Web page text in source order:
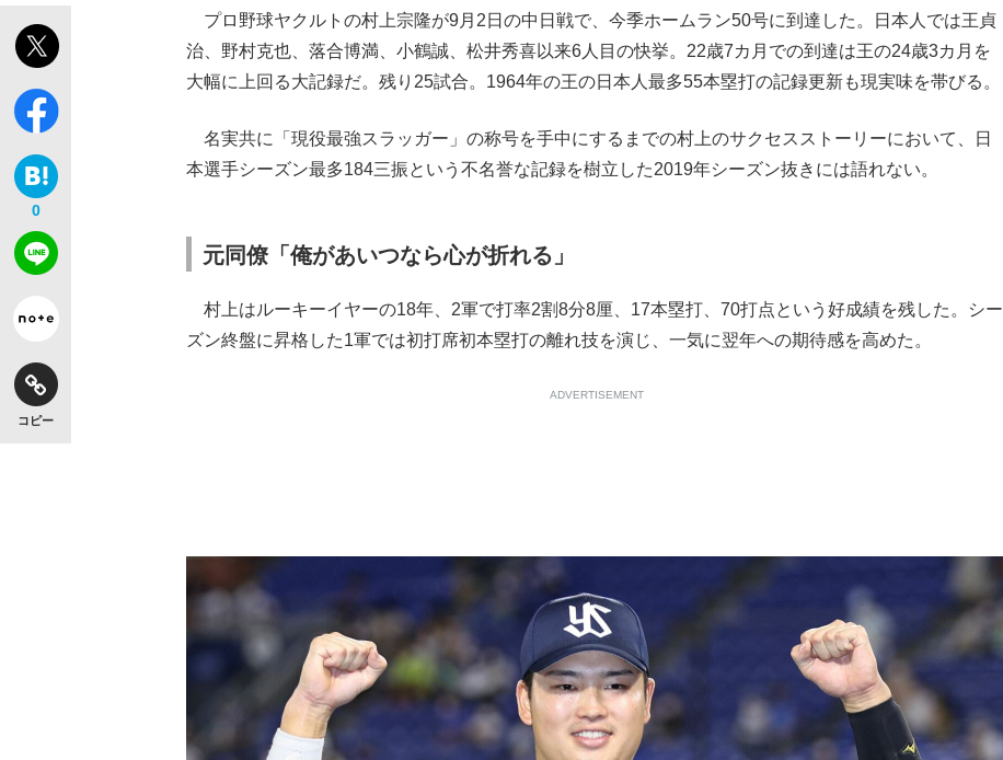
「目標達成できなかったからと言って…」サッカー日本代表・森保一監督...
もっと見る
0
コピー
プロ野球ヤクルトの村上宗隆が9月2日の中日戦で、今季ホームラン50号に到達した。日本人では王貞
治、野村克也、落合博満、小鶴誠、松井秀喜以来6人目の快挙。22歳7カ月での到達は王の24歳3カ月を
大幅に上回る大記録だ。残り25試合。1964年の王の日本人最多55本塁打の記録更新も現実味を帯びる。
名実共に「現役最強スラッガー」の称号を手中にするまでの村上のサクセスストーリーにおいて、日
本選手シーズン最多184三振という不名誉な記録を樹立した2019年シーズン抜きには語れない。
元同僚「俺があいつなら心が折れる」
村上はルーキーイヤーの18年、2軍で打率2割8分8厘、17本塁打、70打点という好成績を残した。シー
ズン終盤に昇格した1軍では初打席初本塁打の離れ技を演じ、一気に翌年への期待感を高めた。
ADVERTISEMENT